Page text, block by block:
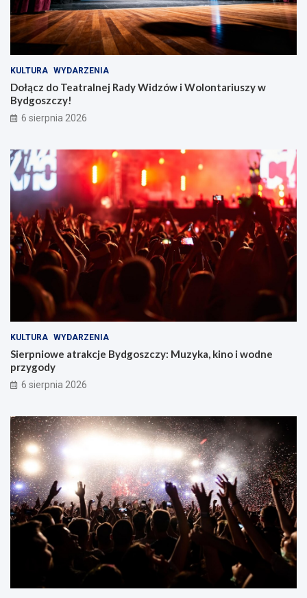
KULTURA WYDARZENIA
Dołącz do Teatralnej Rady Widzów i Wolontariuszy w
Bydgoszczy!
6 sierpnia 2026
KULTURA WYDARZENIA
Sierpniowe atrakcje Bydgoszczy: Muzyka, kino i wodne
przygody
6 sierpnia 2026